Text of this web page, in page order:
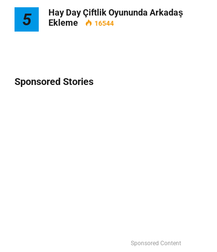
5
Hay Day Çiftlik Oyununda Arkadaş
Ekleme
16544
Sponsored Stories
Sponsored Content